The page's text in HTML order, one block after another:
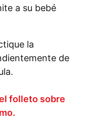
a su bebé
la
de
folleto sobre